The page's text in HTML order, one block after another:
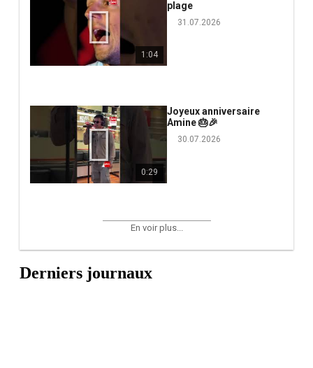
1:04
plage
31.07.2026
0:29
Joyeux anniversaire
Amine 🎂🎉
30.07.2026
En voir plus...
Derniers journaux